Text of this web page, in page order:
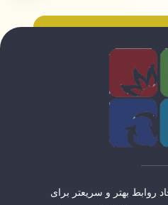
روابط بهتر و سریعتر برای